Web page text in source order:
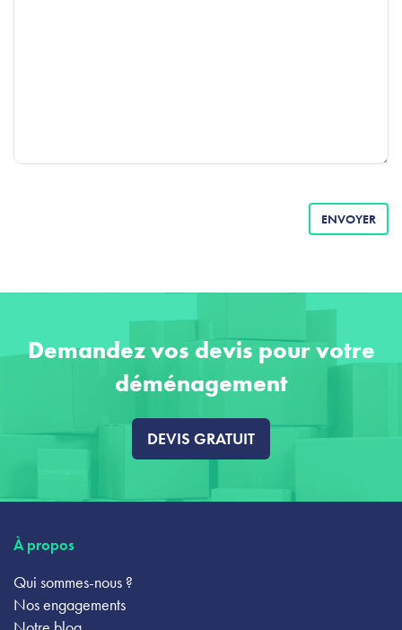
ENVOYER
Demandez vos devis pour votre
déménagement
DEVIS GRATUIT
À propos
Qui sommes-nous ?
Nos engagements